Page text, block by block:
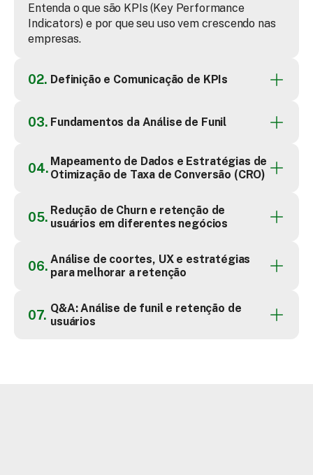
Entenda o que são KPIs (Key Performance
Indicators) e por que seu uso vem crescendo nas
empresas.
02. Definição e Comunicação de KPIs
03. Fundamentos da Análise de Funil
04. Mapeamento de Dados e Estratégias de
Otimização de Taxa de Conversão (CRO)
05. Redução de Churn e retenção de
usuários em diferentes negócios
06. Análise de coortes, UX e estratégias
para melhorar a retenção
07. Q&A: Análise de funil e retenção de
usuários